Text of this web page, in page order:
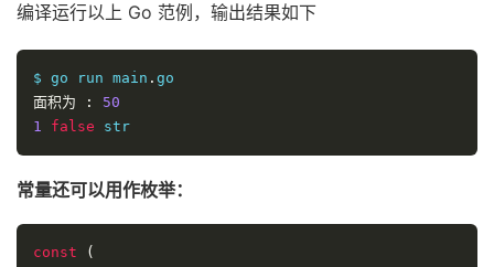
编译运行以上 Go 范例，输出结果如下
$ go run main .
面积为
:
50
1
false str
常量还可以用作枚举：
const
(